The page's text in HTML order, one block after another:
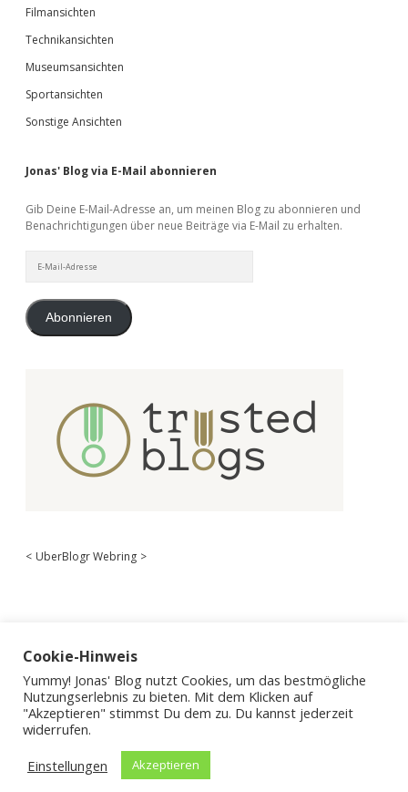
Filmansichten
Technikansichten
Museumsansichten
Sportansichten
Sonstige Ansichten
Jonas' Blog via E-Mail abonnieren
Gib Deine E-Mail-Adresse an, um meinen Blog zu abonnieren und
Benachrichtigungen über neue Beiträge via E-Mail zu erhalten.
Mail-
Abonnieren
< UberBlogr Webring >
Cookie-Hinweis
Yummy! Jonas' Blog nutzt Cookies, um das bestmögliche
Nutzungserlebnis zu bieten. Mit dem Klicken auf
"Akzeptieren" stimmst Du dem zu. Du kannst jederzeit
widerrufen.
Einstellungen
Akzeptieren